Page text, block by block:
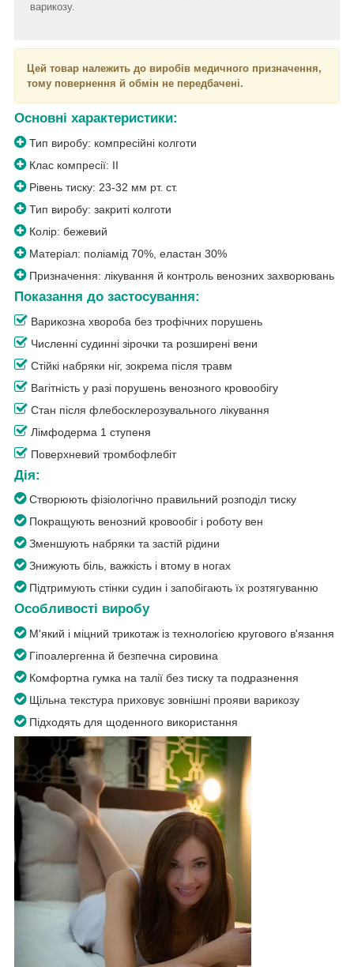
варикозу.
Цей товар належить до виробів медичного призначення,
тому повернення й обмін не передбачені.
Основні характеристики:
Тип виробу: компресійні колготи
Клас компресії: II
Рівень тиску: 23-32 мм рт. ст.
Тип виробу: закриті колготи
Колір: бежевий
Матеріал: поліамід 70%, еластан 30%
Призначення: лікування й контроль венозних захворювань
Показання до застосування:
Варикозна хвороба без трофічних порушень
Численні судинні зірочки та розширені вени
Стійкі набряки ніг, зокрема після травм
Вагітність у разі порушень венозного кровообігу
Стан після флебосклерозувального лікування
Лімфодерма 1 ступеня
Поверхневий тромбофлебіт
Дія:
Створюють фізіологічно правильний розподіл тиску
Покращують венозний кровообіг і роботу вен
Зменшують набряки та застій рідини
Знижують біль, важкість і втому в ногах
Підтримують стінки судин і запобігають їх розтягуванню
Особливості виробу
М'який і міцний трикотаж із технологією кругового в'язання
Гіпоалергенна й безпечна сировина
Комфортна гумка на талії без тиску та подразнення
Щільна текстура приховує зовнішні прояви варикозу
Підходять для щоденного використання